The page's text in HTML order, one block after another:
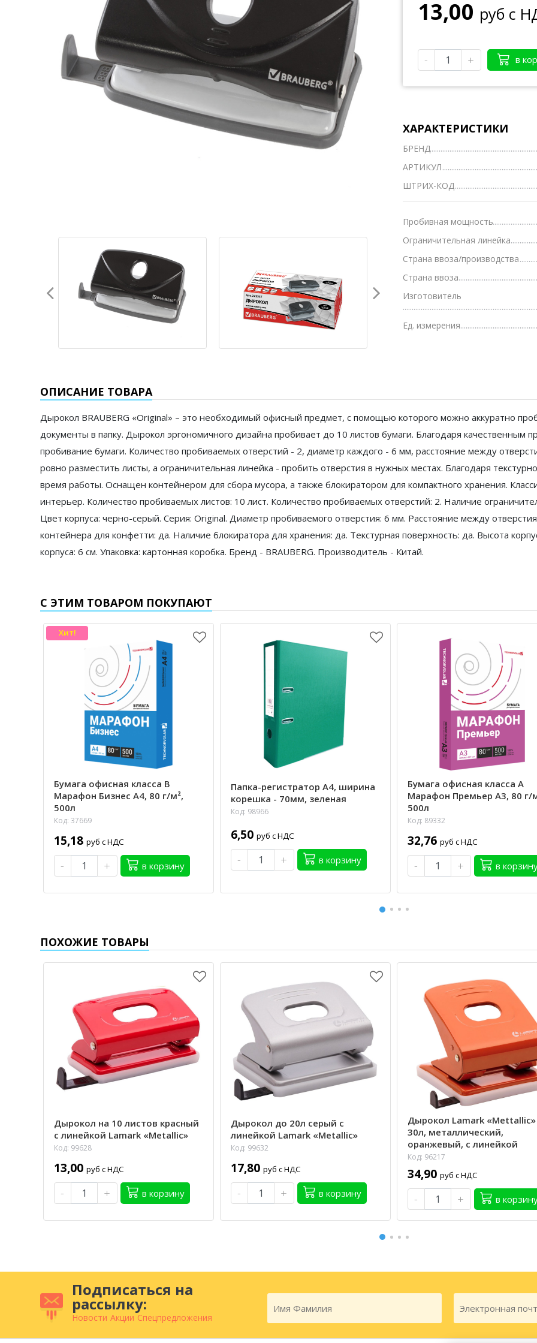
Тетради А4
Тетради на кольцах, сменные блоки
Тетради школьные А5 12-24 л.
Тетради полуобщие А5 36-48 л.
Тетради общие А5 50-200 л.
Тетради предметные
Ватманы, калька, бумага миллиметровая,
Бумага для художественных и дизайнерских
Грамоты, дипломы, благодарности
Канцелярские книги, книги учета
Календари
Бланки
13,00 руб с
- + в
ХАРАКТЕРИСТИКИ
БРЕНД
АРТИКУЛ
ШТРИХ-КОД
Пробивная мощность
Ограничительная линейка
Страна ввоза/производства
Страна ввоза
Изготовитель
Ед. измерения
ОПИСАНИЕ ТОВАРА
Дырокол BRAUBERG «Original» – это необходимый офисный предмет, с помощью которого можно аккуратно
документы в папку. Дырокол эргономичного дизайна пробивает до 10 листов бумаги. Благодаря качественным
пробивание бумаги. Количество пробиваемых отверстий - 2, диаметр каждого - 6 мм, расстояние между
ровно разместить листы, а ограничительная линейка - пробить отверстия в нужных местах. Благодаря
время работы. Оснащен контейнером для сбора мусора, а также блокиратором для компактного хранения.
интерьер. Количество пробиваемых листов: 10 лист. Количество пробиваемых отверстий: 2. Наличие
Цвет корпуса: черно-серый. Серия: Original. Диаметр пробиваемого отверстия: 6 мм. Расстояние между
контейнера для конфетти: да. Наличие блокиратора для хранения: да. Текстурная поверхность: да. Высота
корпуса: 6 см. Упаковка: картонная коробка. Бренд - BRAUBERG. Производитель - Китай.
С ЭТИМ ТОВАРОМ ПОКУПАЮТ
Хит!
Бумага офисная класса В
Марафон Бизнес А4, 80 г/м²,
500л
Код: 37669
15,18 руб с НДС
- + в корзину
Папка-регистратор А4, ширина
корешка - 70мм, зеленая
Код: 98966
6,50 руб с НДС
- + в корзину
Бумага офисная класса А
Марафон Премьер А3, 80 г/
500л
Код: 89332
32,76 руб с НДС
- + в
ПОХОЖИЕ ТОВАРЫ
Дырокол на 10 листов красный
с линейкой Lamark «Metallic»
Код: 99628
13,00 руб с НДС
- + в корзину
Дырокол до 20л серый с
линейкой Lamark «Metallic»
Код: 99632
17,80 руб с НДС
- + в корзину
Дырокол Lamark «Mettallic»
30л, металлический,
оранжевый, с линейкой
Код: 96217
34,90 руб с НДС
- + в
Подписаться на
рассылку:
Новости Акции Спецпредложения